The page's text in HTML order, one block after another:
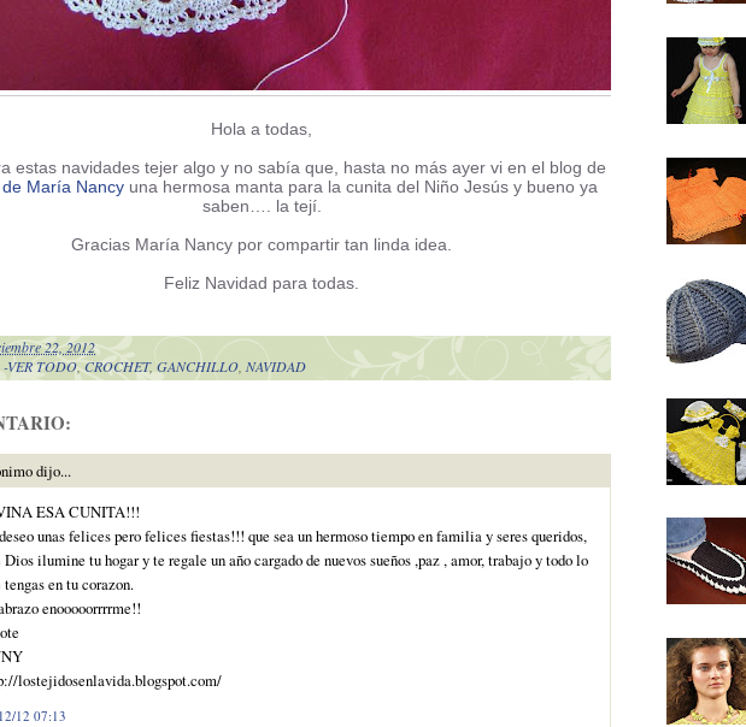
Hola a todas,
estas navidades tejer algo y no sabía que, hasta no más ayer vi en el blog de
María Nancy una hermosa manta para la cunita del Niño Jesús y bueno ya
saben…. la tejí.
Gracias María Nancy por compartir tan linda idea.
Feliz Navidad para todas.
22, 2012
-VER TODO,CROCHET, GANCHILLO, NAVIDAD
dijo...
ESA CUNITA!!!
unas felices pero felices fiestas!!! que sea un hermoso tiempo en familia y seres queridos,
Dios ilumine tu hogar y te regale un año cargado de nuevos sueños ,paz , amor, trabajo y todo lo
tengas en tu corazon.
enooooorrrrme!!
lostejidosenlavida.blogspot.com/
12 07:13